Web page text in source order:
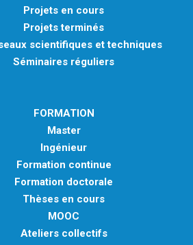
Projets en cours
Projets terminés
scientifiques et techniques
Séminaires réguliers
FORMATION
Master
Ingénieur
Formation continue
Formation doctorale
Thèses en cours
MOOC
Ateliers collectifs